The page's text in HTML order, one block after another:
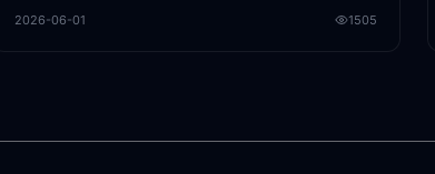
2026-06-01 1505